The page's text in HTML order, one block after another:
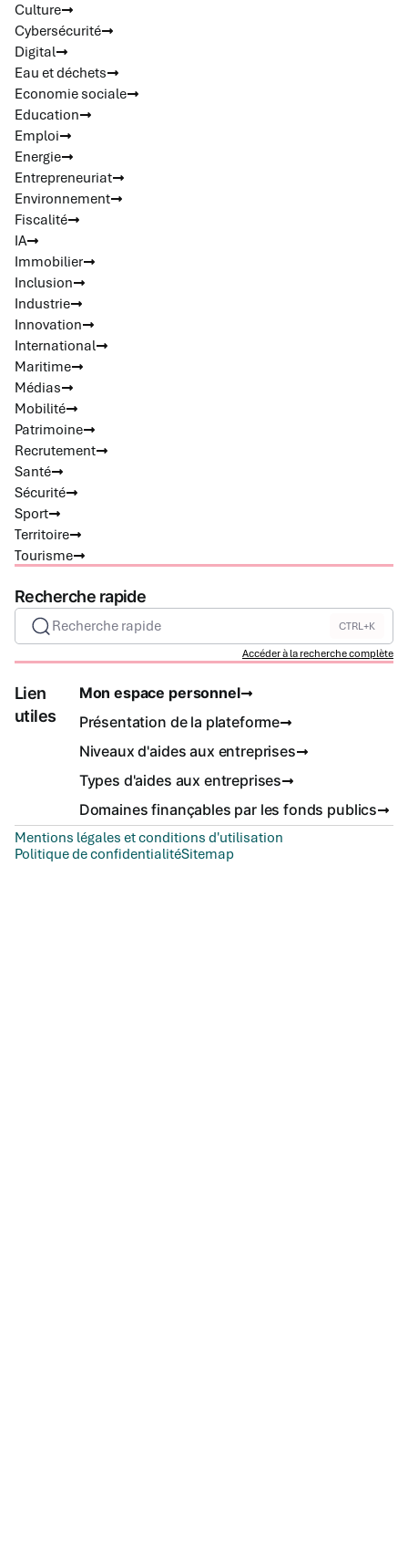
Culture
Cybersécurité
Digital
Eau et déchets
Economie sociale
Education
Emploi
Energie
Entrepreneuriat
Environnement
Fiscalité
IA
Immobilier
Inclusion
Industrie
Innovation
International
Maritime
Médias
Mobilité
Patrimoine
Recrutement
Santé
Sécurité
Sport
Territoire
Tourisme
Recherche rapide
Recherche rapide CTRL+K
Accéder à la recherche complète
Lien
utiles
Mon espace personnel
Présentation de la plateforme
Niveaux d'aides aux entreprises
Types d'aides aux entreprises
Domaines finançables par les fonds publics
Mentions légales et conditions d'utilisation
Politique de confidentialitéSitemap